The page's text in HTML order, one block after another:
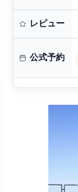
レビュー
公式予約